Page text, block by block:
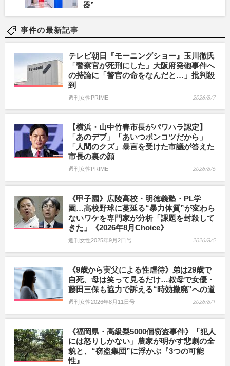
器”
事件の最新記事
テレビ朝日『モーニングショー』玉川徹氏
「警察官が死刑にした」大阪府発砲事件へ
の持論に「警官の命をなんだと…」批判殺
到
週刊女性PRIME 2026/8/7
【横浜・山中竹春市長がパワハラ認定】
「あのデブ」「あいつポンコツだから」
「人間のクズ」暴言を受けた市議が答えた
市長の裏の顔
週刊女性PRIME 2026/8/6
《甲子園》広陵高校・明徳義塾・PL学
園…高校野球に蔓延る“暴力体質”が変わら
ないワケを専門家が分析「課題を封殺して
きた」《2026年8月Choice》
週刊女性2025年9月2日号 2026/8/5
《9歳から実父による性虐待》弟は29歳で
自死、母は笑って見るだけ…叔母で女優・
藤田三保も協力で訴える“時効撤廃”への道
週刊女性2026年8月11日号 2026/8/1
《福岡県・高級梨5000個窃盗事件》「犯人
には怒りしかない」農家が明かす悲劇の全
貌と、“窃盗集団”に浮かぶ『3つの可能
性』